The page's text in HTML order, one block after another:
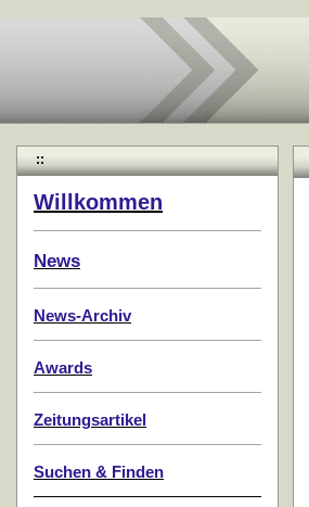
::
Willkommen
News
News-Archiv
Awards
Zeitungsartikel
Suchen & Finden